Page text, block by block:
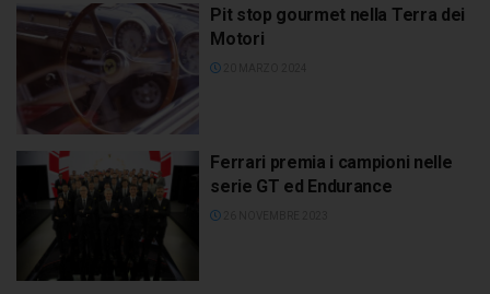
Pit stop gourmet nella Terra dei
Motori
Ferrari premia i campioni nelle
serie GT ed Endurance